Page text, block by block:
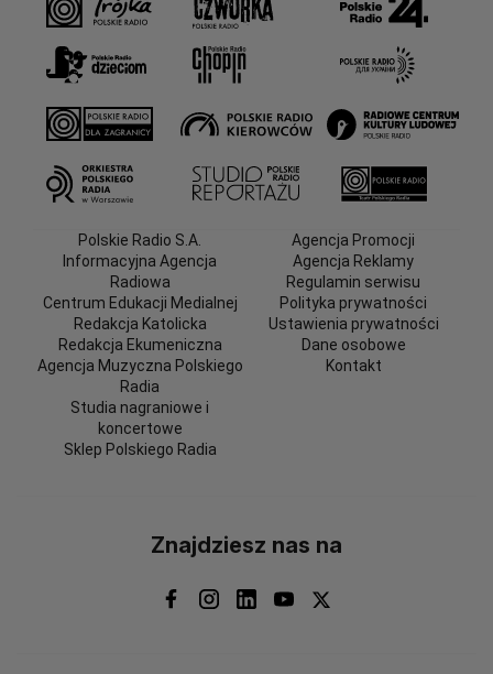
Polskie Radio S.A.
Informacyjna Agencja
Radiowa
Centrum Edukacji Medialnej
Redakcja Katolicka
Redakcja Ekumeniczna
Agencja Muzyczna Polskiego
Radia
Studia nagraniowe i
koncertowe
Sklep Polskiego Radia
Agencja Promocji
Agencja Reklamy
Regulamin serwisu
Polityka prywatności
Ustawienia prywatności
Dane osobowe
Kontakt
Znajdziesz nas na